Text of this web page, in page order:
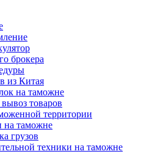
брокера
из Китая
на таможне
товаров
территории
на таможне
грузов
техники на таможне